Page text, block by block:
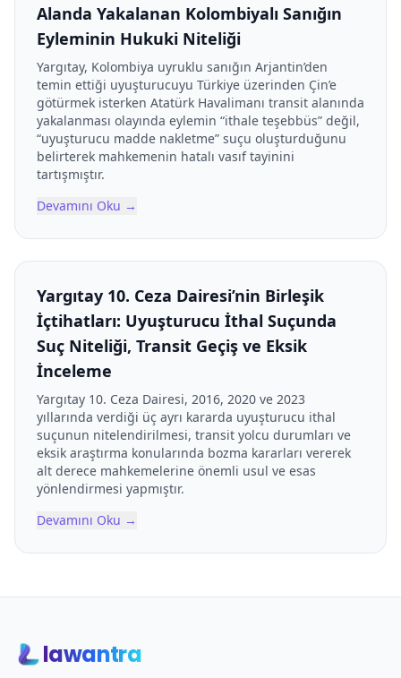
Alanda Yakalanan Kolombiyalı Sanığın
Eyleminin Hukuki Niteliği
Yargıtay, Kolombiya uyruklu sanığın Arjantin’den
temin ettiği uyuşturucuyu Türkiye üzerinden Çin’e
götürmek isterken Atatürk Havalimanı transit alanında
yakalanması olayında eylemin “ithale teşebbüs” değil,
“uyuşturucu madde nakletme” suçu oluşturduğunu
belirterek mahkemenin hatalı vasıf tayinini
tartışmıştır.
Devamını Oku →
Yargıtay 10. Ceza Dairesi’nin Birleşik
İçtihatları: Uyuşturucu İthal Suçunda
Suç Niteliği, Transit Geçiş ve Eksik
İnceleme
Yargıtay 10. Ceza Dairesi, 2016, 2020 ve 2023
yıllarında verdiği üç ayrı kararda uyuşturucu ithal
suçunun nitelendirilmesi, transit yolcu durumları ve
eksik araştırma konularında bozma kararları vererek
alt derece mahkemelerine önemli usul ve esas
yönlendirmesi yapmıştır.
Devamını Oku →
lawantra